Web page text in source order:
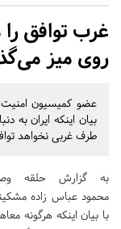
غرب توافق
روی میز
عضو کمیسیون
بیان اینکه ایران به
طرف غربی نخواهد
به گزارش حلقه
محمود عباس زاده
با بیان اینکه هرگونه